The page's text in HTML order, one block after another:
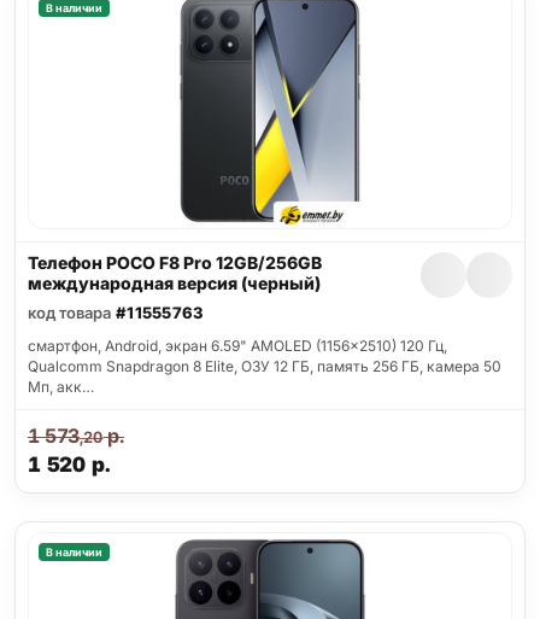
В наличии
Телефон POCO F8 Pro 12GB/256GB
международная версия (черный)
код товара #11555763
смартфон, Android, экран 6.59" AMOLED (1156x2510) 120 Гц,
Qualcomm Snapdragon 8 Elite, ОЗУ 12 ГБ, память 256 ГБ, камера 50
Мп, акк…
1 520 р.
1 573,20р.
В наличии